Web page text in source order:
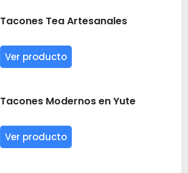
Tacones Tea Artesanales
Ver producto
Tacones Modernos en Yute
Ver producto